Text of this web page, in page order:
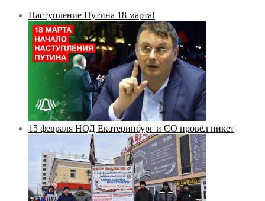
Наступление Путина 18 марта!
15 февраля НОД Екатеринбург и СО провёл пикет